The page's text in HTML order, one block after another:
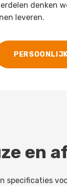
denken
leveren.
en
specificaties